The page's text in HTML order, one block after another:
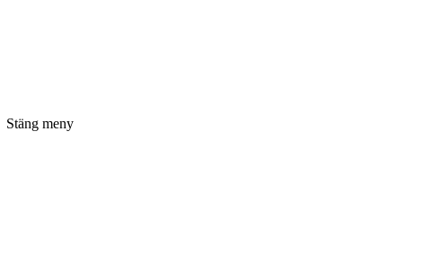
Stäng meny